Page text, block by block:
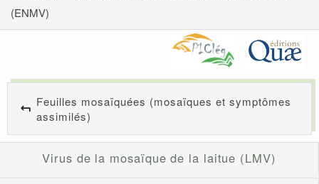
(ENMV)
Feuilles mosaïquées (mosaïques et symptômes
assimilés)
Virus de la mosaïque de la laitue (LMV)